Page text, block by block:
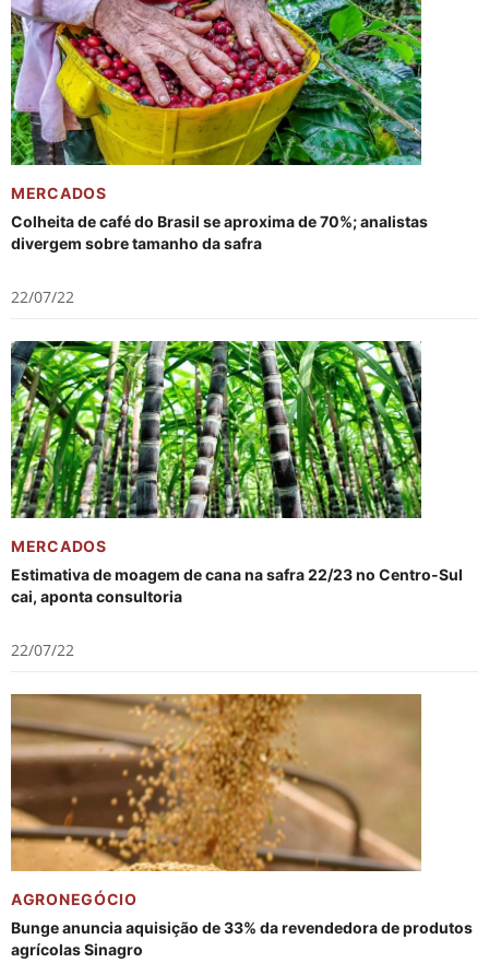
MERCADOS
Colheita de café do Brasil se aproxima de 70%; analistas
divergem sobre tamanho da safra
22/07/22
MERCADOS
Estimativa de moagem de cana na safra 22/23 no Centro-Sul
cai, aponta consultoria
22/07/22
AGRONEGÓCIO
Bunge anuncia aquisição de 33% da revendedora de produtos
agrícolas Sinagro